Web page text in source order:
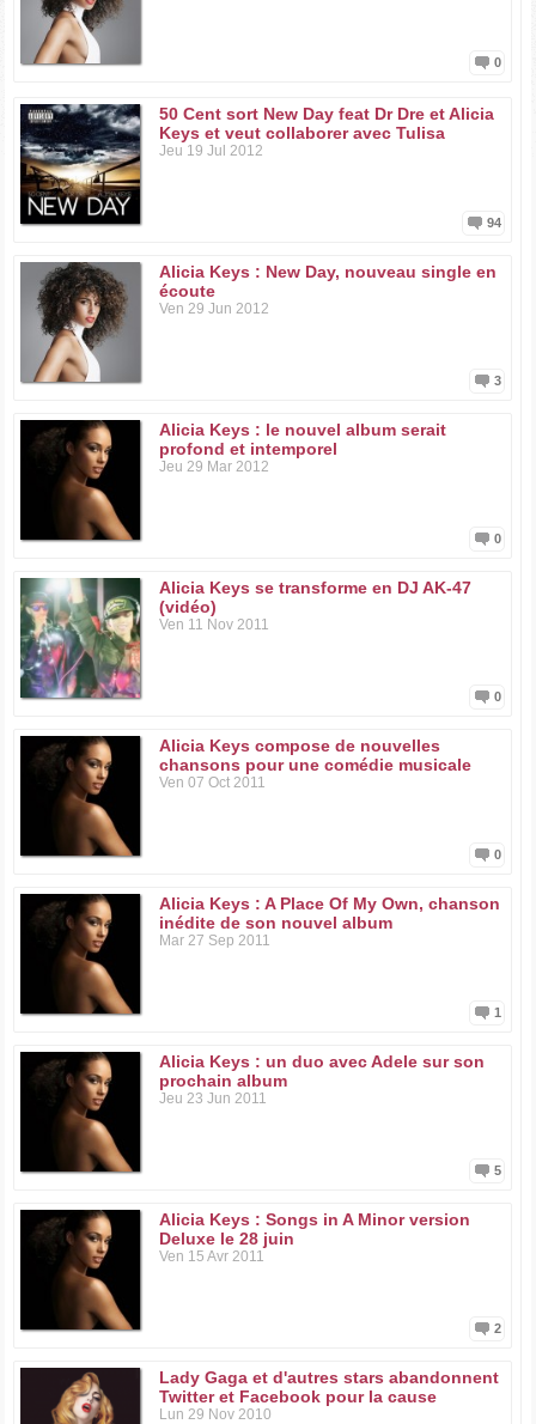
0
50 Cent sort New Day feat Dr Dre et Alicia
Keys et veut collaborer avec Tulisa
Jeu 19 Jul 2012
94
Alicia Keys : New Day, nouveau single en
écoute
Ven 29 Jun 2012
3
Alicia Keys : le nouvel album serait
profond et intemporel
Jeu 29 Mar 2012
0
Alicia Keys se transforme en DJ AK-47
(vidéo)
Ven 11 Nov 2011
0
Alicia Keys compose de nouvelles
chansons pour une comédie musicale
Ven 07 Oct 2011
0
Alicia Keys : A Place Of My Own, chanson
inédite de son nouvel album
Mar 27 Sep 2011
1
Alicia Keys : un duo avec Adele sur son
prochain album
Jeu 23 Jun 2011
5
Alicia Keys : Songs in A Minor version
Deluxe le 28 juin
Ven 15 Avr 2011
2
Lady Gaga et d'autres stars abandonnent
Twitter et Facebook pour la cause
Lun 29 Nov 2010